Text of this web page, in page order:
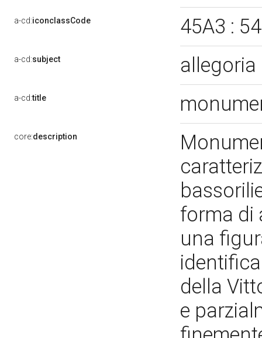
a-cd:iconclassCode 45A3 :
a-cd:subject
a-cd:title
core:description
forma di
una
della
e